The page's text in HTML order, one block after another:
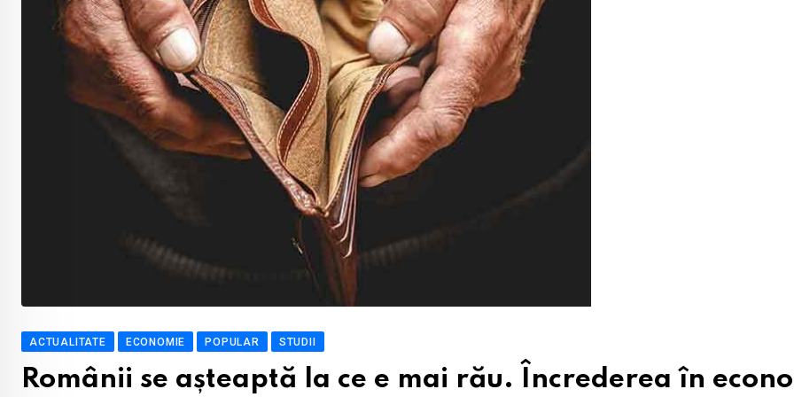
ACTUALITATE ECONOMIE POPULAR STUDII
Românii se așteaptă la ce e mai rău. Încrederea în